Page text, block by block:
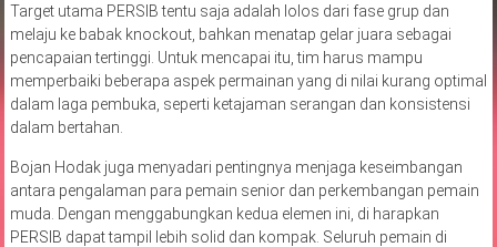
Target utama PERSIB tentu saja adalah lolos dari fase grup dan
melaju ke babak knockout, bahkan menatap gelar juara sebagai
pencapaian tertinggi. Untuk mencapai itu, tim harus mampu
memperbaiki beberapa aspek permainan yang di nilai kurang optimal
dalam laga pembuka, seperti ketajaman serangan dan konsistensi
dalam bertahan.
Bojan Hodak juga menyadari pentingnya menjaga keseimbangan
antara pengalaman para pemain senior dan perkembangan pemain
muda. Dengan menggabungkan kedua elemen ini, di harapkan
PERSIB dapat tampil lebih solid dan kompak. Seluruh pemain di